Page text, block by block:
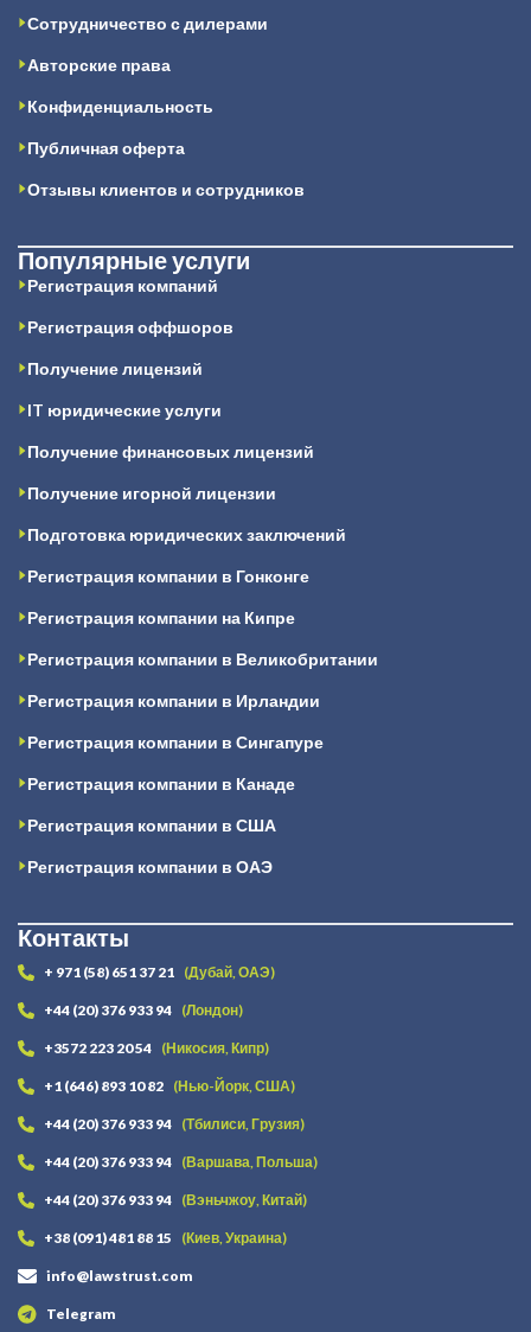
Сотрудничество с дилерами
Авторские права
Конфиденциальность
Публичная оферта
Отзывы клиентов и сотрудников
Популярные услуги
Регистрация компаний
Регистрация оффшоров
Получение лицензий
IT юридические услуги
Получение финансовых лицензий
Получение игорной лицензии
Подготовка юридических заключений
Регистрация компании в Гонконге
Регистрация компании на Кипре
Регистрация компании в Великобритании
Регистрация компании в Ирландии
Регистрация компании в Сингапуре
Регистрация компании в Канаде
Регистрация компании в США
Регистрация компании в ОАЭ
Контакты
+ 971 (58) 651 37 21 (Дубай, ОАЭ)
+44 (20) 376 933 94 (Лондон)
+3572 223 20 54 (Никосия, Кипр)
+1 (646) 893 10 82 (Нью-Йорк, США)
+44 (20) 376 933 94 (Тбилиси, Грузия)
+44 (20) 376 933 94 (Варшава, Польша)
+44 (20) 376 933 94 (Вэньчжоу, Китай)
+38 (091) 481 88 15 (Киев, Украина)
info@lawstrust.com
Telegram